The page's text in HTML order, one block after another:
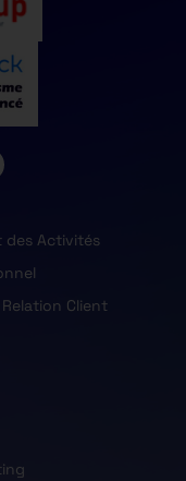
des Activités
Client